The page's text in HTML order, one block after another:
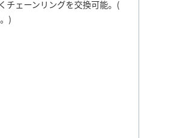
チェーンリングを交換可能。(
)